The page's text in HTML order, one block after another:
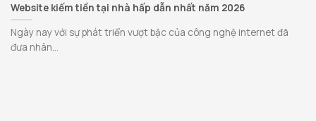
Website kiếm tiền tại nhà hấp dẫn nhất năm 2026
Ngày nay với sự phát triển vượt bậc của công nghệ internet đã
đưa nhân...